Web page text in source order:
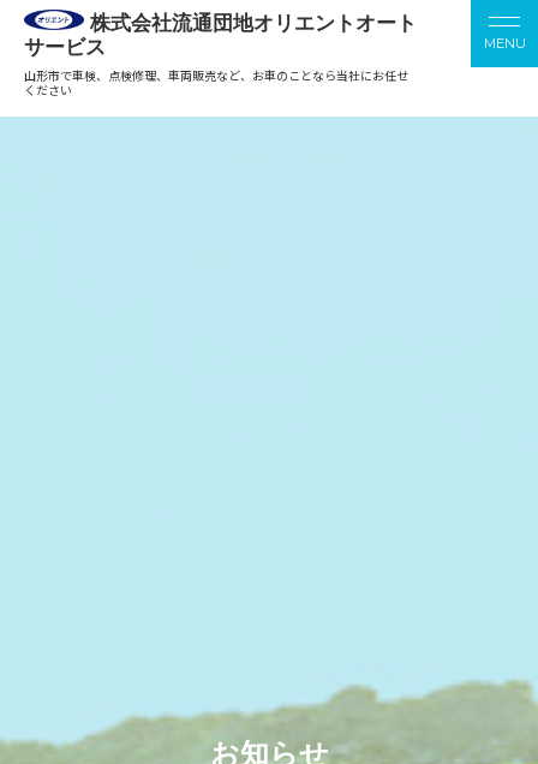
株式会社流通団地オリエントオート
サービス
山形市で車検、点検修理、車両販売など、お車のことなら当社にお任せ
ください
お知らせ